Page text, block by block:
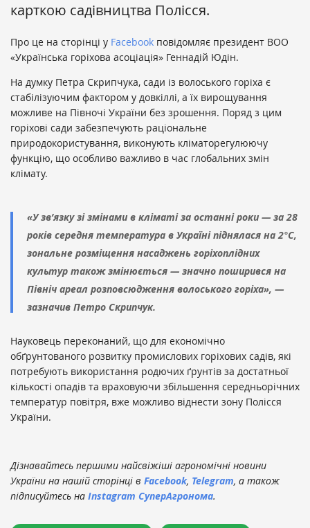
карткою садівництва Полісся.
Про це на сторінці у Facebook повідомляє президент ВОО
«Українська горіхова асоціація» Геннадій Юдін.
На думку Петра Скрипчука, сади із волоського горіха є
стабілізуючим фактором у довкіллі, а їх вирощування
можливе на Півночі України без зрошення. Поряд з цим
горіхові сади забезпечують раціональне
природокористування, виконують кліматорегулюючу
функцію, що особливо важливо в час глобальних змін
клімату.
«У зв’язку зі змінами в кліматі за останні роки — за 28
років середня температура в Україні піднялася на 2°С,
зональне розміщення насаджень горіхоплідних
культур також змінюється — значно поширився на
Північ ареал розповсюдження волоського горіха», —
зазначив Петро Скрипчук.
Науковець переконаний, що для економічно
обґрунтованого розвитку промислових горіхових садів, які
потребують використання родючих ґрунтів за достатньої
кількості опадів та враховуючи збільшення середньорічних
температур повітря, вже можливо віднести зону Полісся
України.
Дізнавайтесь першими найсвіжіші агрономічні новини
України на нашій сторінці в Facebook, Telegram, а також
підписуйтесь на Instagram СуперАгронома.